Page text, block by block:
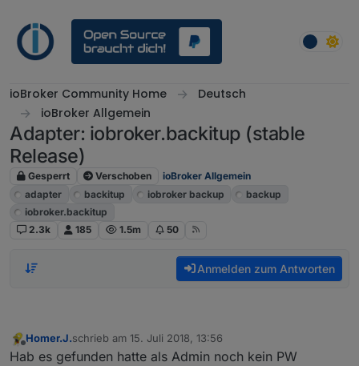
ioBroker Community Home
Deutsch
ioBroker Allgemein
Adapter: iobroker.backitup (stable
Release)
Gesperrt Verschoben
ioBroker Allgemein
adapter
backitup iobroker backup
backup
iobroker.backitup
2.3k
185 1.5m 50
Anmelden zum Antworten
Offline
Homer.J.schrieb am 15. Juli 2018, 13:56
zuletzt editiert von
Hab es gefunden hatte als Admin noch kein PW